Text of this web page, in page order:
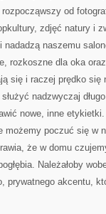
od
zdjęć natury i
naszemu
rozkoszne dla oka
się i raczej prędko się
nadzwyczaj
nowe, inne
poczuć się w
że w domu
Należałoby
prywatnego akcentu,